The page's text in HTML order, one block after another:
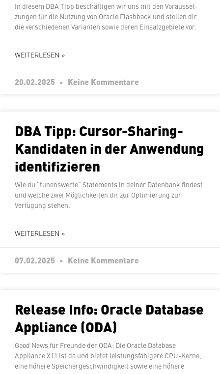
In diesem DBA Tipp be­schäf­ti­gen wir uns mit den Vor­aus­set­
zun­gen für die Nutzung von Oracle Flashback und stellen dir
die ver­schie­de­nen Varianten sowie deren Ein­satz­ge­bie­te vor.
WEITERLESEN »
20.02.2025 Keine Kommentare
DBA Tipp: Cursor-Sharing-
Kan­di­da­ten in der Anwendung
identifizieren
Wie du “tu­nens­wer­te” State­ments in deiner Datenbank findest
und welche zwei Mög­lich­kei­ten dir zur Op­ti­mie­rung zur
Verfügung stehen.
WEITERLESEN »
07.02.2025 Keine Kommentare
Release Info: Oracle Database
Appliance (ODA)
Good News für Freunde der ODA: Die Oracle Database
Appliance X11 ist da und bietet leis­tungs­fä­hi­ge­re CPU-Kerne,
eine höhere Spei­cher­ge­schwin­dig­keit sowie eine höhere